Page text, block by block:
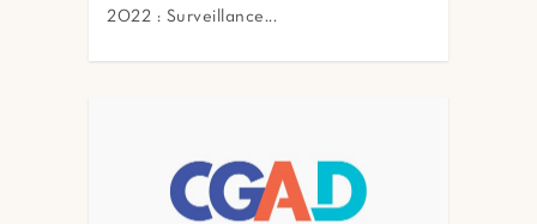
2022 : Surveillance...